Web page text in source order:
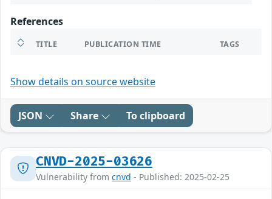
References
TITLE PUBLICATION TIME TAGS
Show details on source website
JSON Share To clipboard
CNVD-2025-03626
Vulnerability from cnvd - Published: 2025-02-25